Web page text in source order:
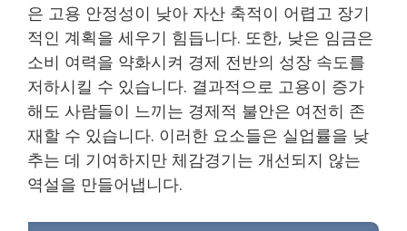
은 고용 안정성이 낮아 자산 축적이 어렵고 장기
적인 계획을 세우기 힘듭니다. 또한, 낮은 임금은
소비 여력을 약화시켜 경제 전반의 성장 속도를
저하시킬 수 있습니다. 결과적으로 고용이 증가
해도 사람들이 느끼는 경제적 불안은 여전히 존
재할 수 있습니다. 이러한 요소들은 실업률을 낮
추는 데 기여하지만 체감경기는 개선되지 않는
역설을 만들어냅니다.